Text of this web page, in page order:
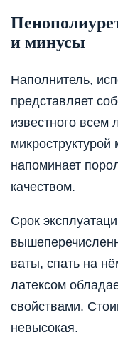
и минусы
Наполнитель,
представляет
известного всем
напоминает
качеством.
Срок
ваты, спать на
латексом
свойствами.
невысокая.